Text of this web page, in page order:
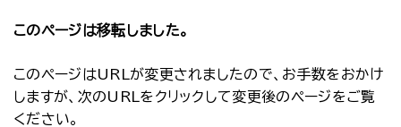
このページは移転しました。
このページはURLが変更されましたので、お手数をおかけ
しますが、次のURLをクリックして変更後のページをご覧
ください。